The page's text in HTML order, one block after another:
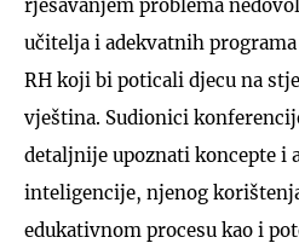
rješavanjem problema
učitelja i adekvatnih
RH koji bi poticali djecu na
vještina. Sudionici
detaljnije upoznati koncepte i
inteligencije, njenog
edukativnom procesu kao i